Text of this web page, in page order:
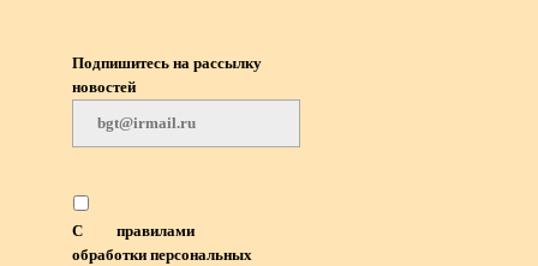
Подпишитесь на рассылку
новостей
С
правилами
обработки персональных